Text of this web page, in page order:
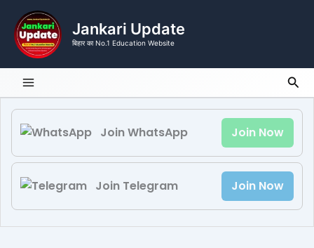
content
Jankari Update
बिहार का No.1 Education Website
Join WhatsApp Join Now
Join Telegram Join Now